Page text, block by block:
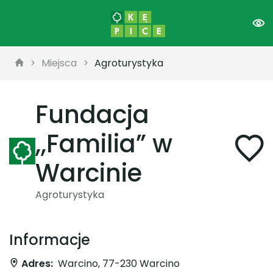
Miejsca Agroturystyka
Fundacja
,,Familia” w
Warcinie
Agroturystyka
Informacje
Adres: Warcino, 77-230 Warcino